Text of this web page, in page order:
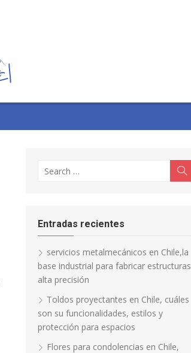
for:
Entradas recientes
servicios metalmecánicos en Chile,la
base industrial para fabricar estructuras
alta precisión
Toldos proyectantes en Chile, cuáles
son su funcionalidades, estilos y
protección para espacios
Flores para condolencias en Chile,